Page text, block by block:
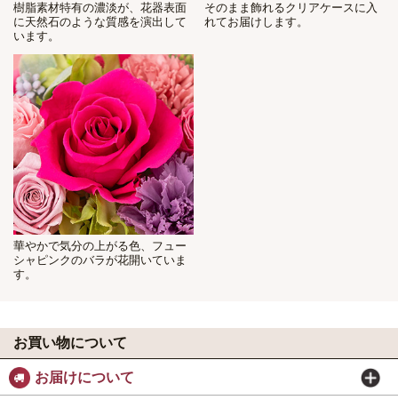
樹脂素材特有の濃淡が、花器表面
に天然石のような質感を演出して
います。
そのまま飾れるクリアケースに入
れてお届けします。
華やかで気分の上がる色、フュー
シャピンクのバラが花開いていま
す。
お買い物について
お届けについて